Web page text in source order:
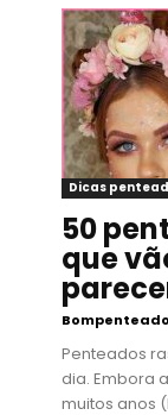
Dicas
50
que
Penteados
dia. Embora
muitos anos